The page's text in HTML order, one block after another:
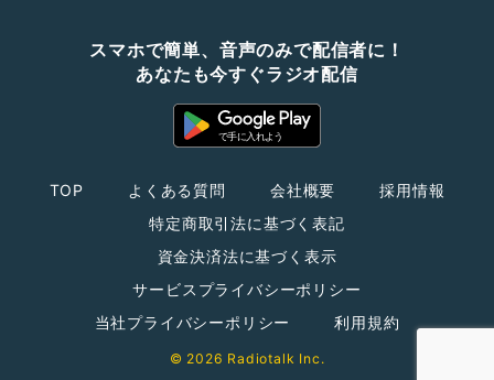
スマホで簡単、音声のみで配信者に！
あなたも今すぐラジオ配信
TOP よくある質問 会社概要
採用情報
特定商取引法に基づく表記
資金決済法に基づく表示
サービスプライバシーポリシー
当社プライバシーポリシー
利用規約
© 2026 Radiotalk Inc.